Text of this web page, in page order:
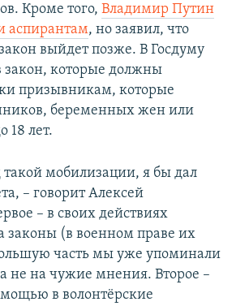
Кроме того, Владимир Путин
аспирантам, но заявил, что
выйдет позже. В Госдуму
закон, которые должны
призывникам, которые
беременных жен или
18 лет.
такой мобилизации, я бы дал
– говорит Алексей
– в своих действиях
законы (в военном праве их
часть мы уже упоминали
а не на чужие мнения. Второе –
в волонтёрские